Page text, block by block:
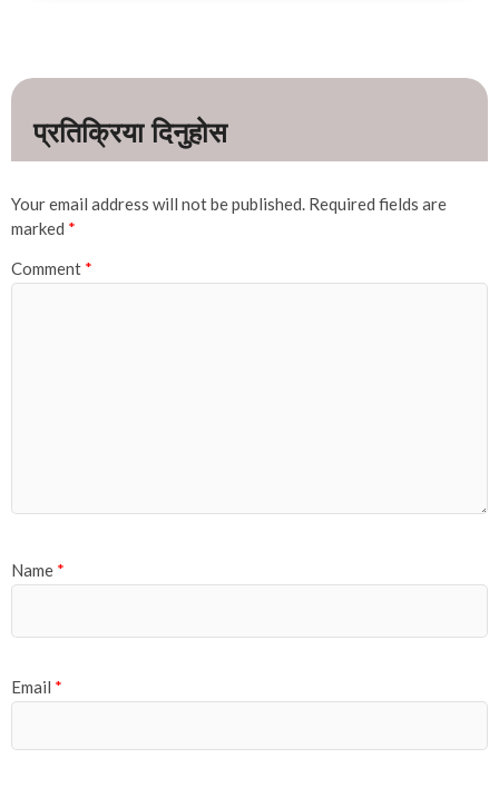
Your email address will not be published. Required fields are
marked *
Comment *
Name *
Email *